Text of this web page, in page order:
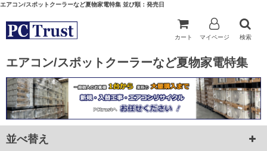
エアコン/スポットクーラーなど夏物家電特集 並び順：発売日
カート マイページ 検索
エアコン/スポットクーラーなど夏物家電特集
並べ替え